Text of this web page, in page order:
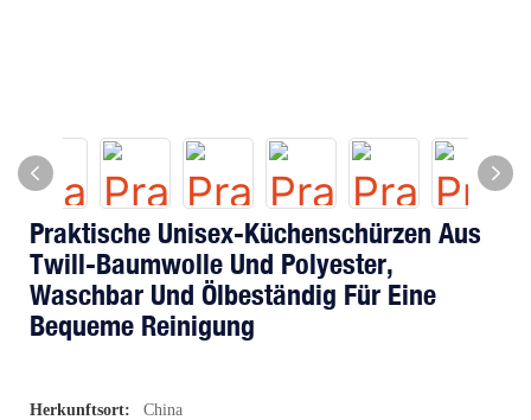
Praktische Unisex-Küchenschürzen Aus
Twill-Baumwolle Und Polyester,
Waschbar Und Ölbeständig Für Eine
Bequeme Reinigung
Herkunftsort: China